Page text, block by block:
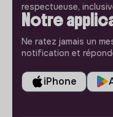
respectueuse,
Notre
Ne ratez jamais un
notification et
iPhone